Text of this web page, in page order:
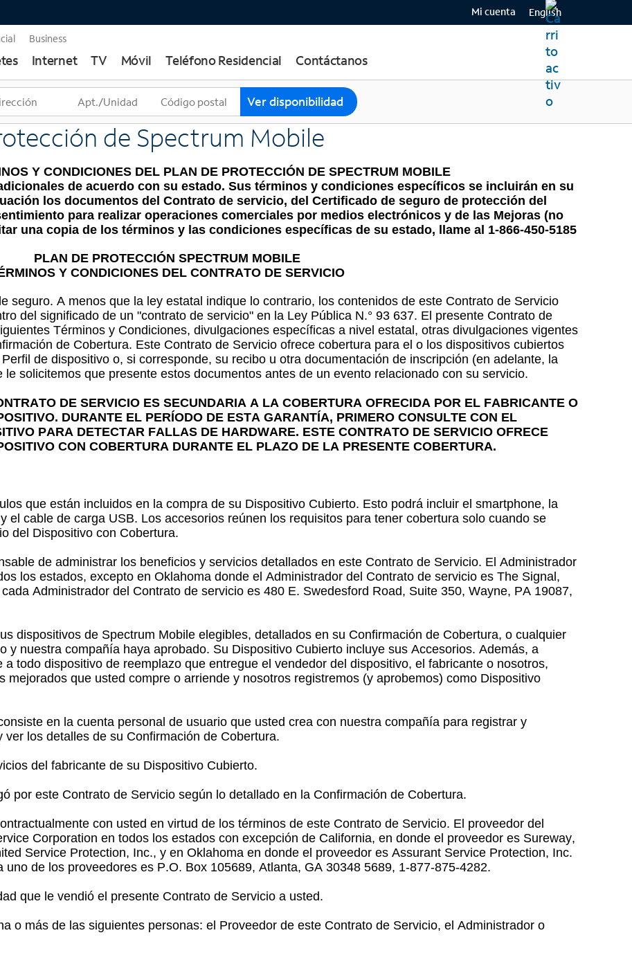
Mi cuenta English
Business
Internet TV Móvil Teléfono Residencial Contáctanos
Ver disponibilidad
T
r
e
s
u
g
e
r
n
c
i
a
s
e
n
c
n
t
r
s
e
l
a
l
s
t
a
de Spectrum Mobile
Y CONDICIONES DEL PLAN DE PROTECCIÓN DE SPECTRUM MOBILE
de acuerdo con su estado. Sus términos y condiciones específicos se incluirán en su
los documentos del Contrato de servicio, del Certificado de seguro de protección del
para realizar operaciones comerciales por medios electrónicos y de las Mejoras (no
una copia de los términos y las condiciones específicas de su estado, llame al 1-866-450-5185
PLAN DE PROTECCIÓN SPECTRUM MOBILE
Y CONDICIONES DEL CONTRATO DE SERVICIO
seguro. A menos que la ley estatal indique lo contrario, los contenidos de este Contrato de Servicio
del significado de un "contrato de servicio" en la Ley Pública N.° 93 637. El presente Contrato de
Términos y Condiciones, divulgaciones específicas a nivel estatal, otras divulgaciones vigentes
de Cobertura. Este Contrato de Servicio ofrece cobertura para el o los dispositivos cubiertos
de dispositivo o, si corresponde, su recibo u otra documentación de inscripción (en adelante, la
solicitemos que presente estos documentos antes de un evento relacionado con su servicio.
DE SERVICIO ES SECUNDARIA A LA COBERTURA OFRECIDA POR EL FABRICANTE O
DURANTE EL PERÍODO DE ESTA GARANTÍA, PRIMERO CONSULTE CON EL
PARA DETECTAR FALLAS DE HARDWARE. ESTE CONTRATO DE SERVICIO OFRECE
CON COBERTURA DURANTE EL PLAZO DE LA PRESENTE COBERTURA.
que están incluidos en la compra de su Dispositivo Cubierto. Esto podrá incluir el smartphone, la
el cable de carga USB. Los accesorios reúnen los requisitos para tener cobertura solo cuando se
del Dispositivo con Cobertura.
de administrar los beneficios y servicios detallados en este Contrato de Servicio. El Administrador
los estados, excepto en Oklahoma donde el Administrador del Contrato de servicio es The Signal,
Administrador del Contrato de servicio es 480 E. Swedesford Road, Suite 350, Wayne, PA 19087,
dispositivos de Spectrum Mobile elegibles, detallados en su Confirmación de Cobertura, o cualquier
y nuestra compañía haya aprobado. Su Dispositivo Cubierto incluye sus Accesorios. Además, a
todo dispositivo de reemplazo que entregue el vendedor del dispositivo, el fabricante o nosotros,
mejorados que usted compre o arriende y nosotros registremos (y aprobemos) como Dispositivo
en la cuenta personal de usuario que usted crea con nuestra compañía para registrar y
los detalles de su Confirmación de Cobertura.
del fabricante de su Dispositivo Cubierto.
por este Contrato de Servicio según lo detallado en la Confirmación de Cobertura.
con usted en virtud de los términos de este Contrato de Servicio. El proveedor del
Corporation en todos los estados con excepción de California, en donde el proveedor es Sureway,
Service Protection, Inc., y en Oklahoma en donde el proveedor es Assurant Service Protection, Inc.
de los proveedores es P.O. Box 105689, Atlanta, GA 30348 5689, 1-877-875-4282.
que le vendió el presente Contrato de Servicio a usted.
o más de las siguientes personas: el Proveedor de este Contrato de Servicio, el Administrador o